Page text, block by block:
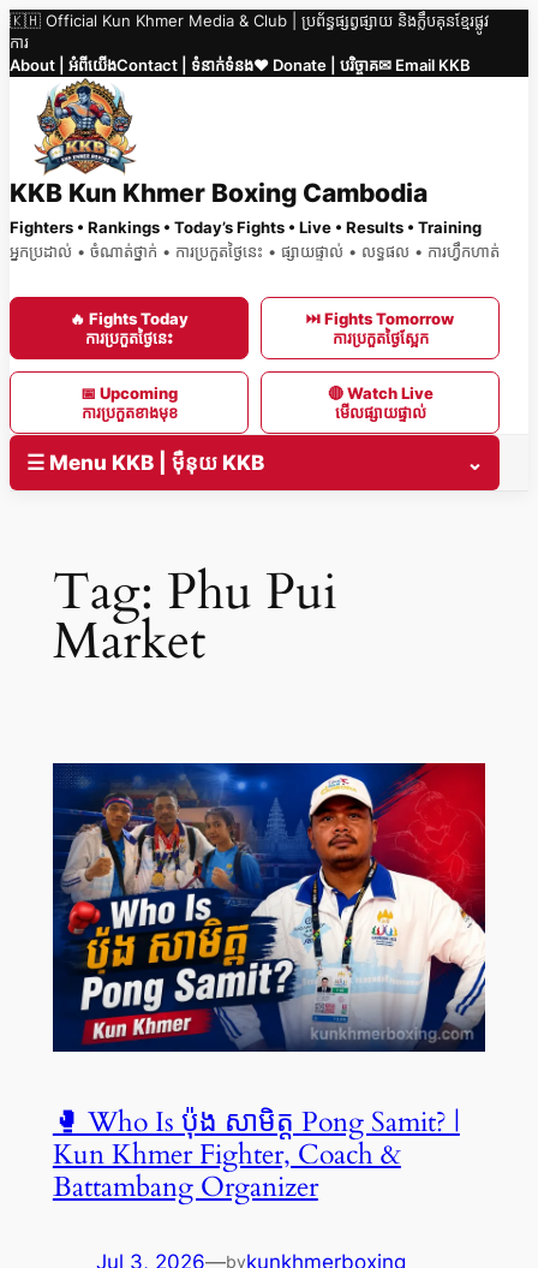
Skip
to
content
🇰🇭 Official Kun Khmer Media & Club | ប្រព័ន្ធផ្សព្វផ្សាយ និងក្លឹបគុនខ្មែរផ្លូវ
ការ
About | អំពីយើងContact | ទំនាក់ទំនង❤️ Donate | បរិច្ចាគ✉ Email KKB
KKB Kun Khmer Boxing Cambodia
Fighters • Rankings • Today’s Fights • Live • Results • Training
អ្នកប្រដាល់ • ចំណាត់ថ្នាក់ • ការប្រកួតថ្ងៃនេះ • ផ្សាយផ្ទាល់ • លទ្ធផល • ការហ្វឹកហាត់
🔥 Fights Today
ការប្រកួតថ្ងៃនេះ
⏭ Fights Tomorrow
ការប្រកួតថ្ងៃស្អែក
📅 Upcoming
ការប្រកួតខាងមុខ
🔴 Watch Live
មើលផ្សាយផ្ទាល់
☰ Menu KKB | ម៉ឺនុយ KKB ⌄
Tag: Phu Pui
Market
🥊 Who Is ប៉ុង សាមិត្ត Pong Samit? |
Kun Khmer Fighter, Coach &
Battambang Organizer
Jul 3, 2026—bykunkhmerboxing